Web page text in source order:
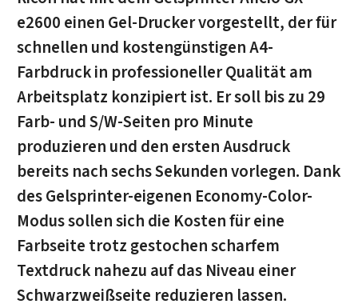
e2600 einen Gel-Drucker vorgestellt, der für
schnellen und kostengünstigen A4-
Farbdruck in professioneller Qualität am
Arbeitsplatz konzipiert ist. Er soll bis zu 29
Farb- und S/W-Seiten pro Minute
produzieren und den ersten Ausdruck
bereits nach sechs Sekunden vorlegen. Dank
des Gelsprinter-eigenen Economy-Color-
Modus sollen sich die Kosten für eine
Farbseite trotz gestochen scharfem
Textdruck nahezu auf das Niveau einer
Schwarzweißseite reduzieren lassen.